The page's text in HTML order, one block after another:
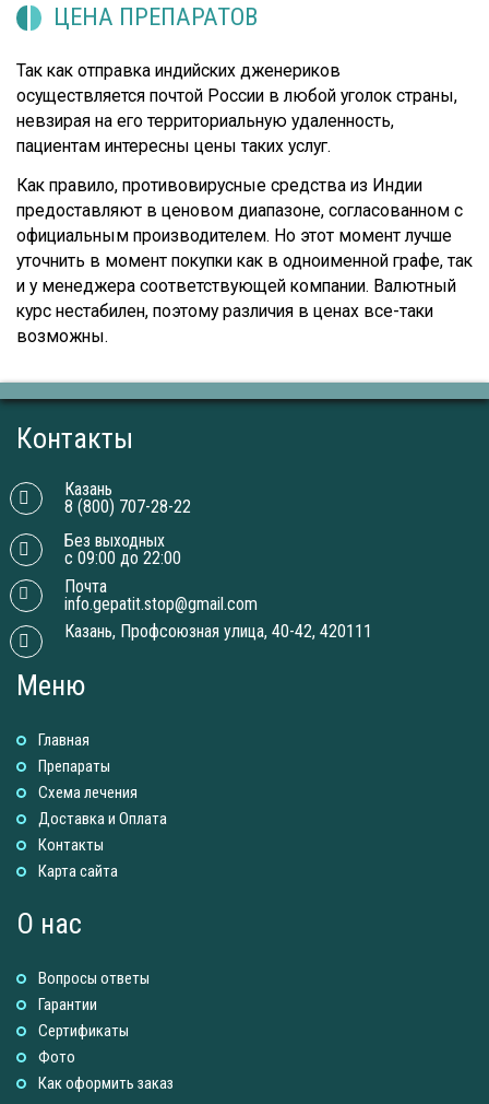
ЦЕНА ПРЕПАРАТОВ
Так как отправка индийских дженериков
осуществляется почтой России в любой уголок страны,
невзирая на его территориальную удаленность,
пациентам интересны цены таких услуг.
Как правило, противовирусные средства из Индии
предоставляют в ценовом диапазоне, согласованном с
официальным производителем. Но этот момент лучше
уточнить в момент покупки как в одноименной графе, так
и у менеджера соответствующей компании. Валютный
курс нестабилен, поэтому различия в ценах все-таки
возможны.
Контакты
Казань
8 (800) 707-28-22
Без выходных
с 09:00 до 22:00
Почта
info.gepatit.stop@gmail.com
Казань, Профсоюзная улица, 40-42, 420111
Меню
Главная
Препараты
Схема лечения
Доставка и Оплатa
Контакты
Карта сайта
О нас
Вопросы ответы
Гарантии
Сертификаты
Фото
Как оформить заказ